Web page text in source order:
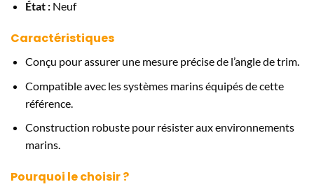
État :Neuf
Caractéristiques
Conçu pour assurer une mesure précise de l’angle de trim.
Compatible avec les systèmes marins équipés de cette
référence.
Construction robuste pour résister aux environnements
marins.
Pourquoi le choisir ?